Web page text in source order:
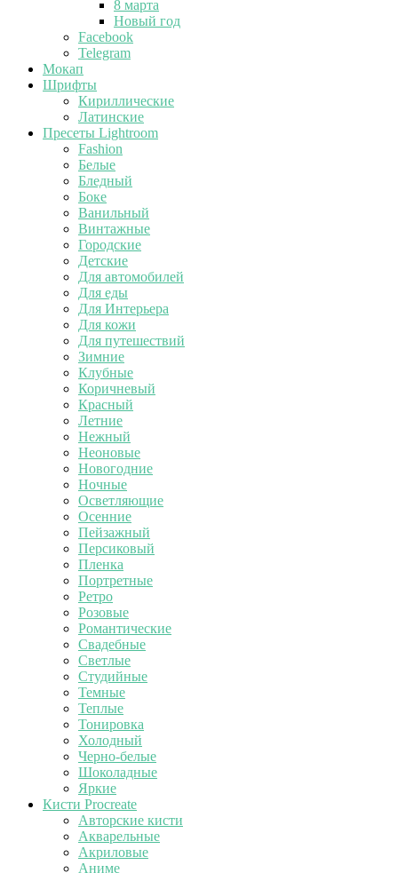
8 марта
Новый год
Facebook
Telegram
Мокап
Шрифты
Кириллические
Латинские
Пресеты Lightroom
Fashion
Белые
Бледный
Боке
Ванильный
Винтажные
Городские
Детские
Для автомобилей
Для еды
Для Интерьера
Для кожи
Для путешествий
Зимние
Клубные
Коричневый
Красный
Летние
Нежный
Неоновые
Новогодние
Ночные
Осветляющие
Осенние
Пейзажный
Персиковый
Пленка
Портретные
Ретро
Розовые
Романтические
Свадебные
Светлые
Студийные
Темные
Теплые
Тонировка
Холодный
Черно-белые
Шоколадные
Яркие
Кисти Procreate
Авторские кисти
Акварельные
Акриловые
Аниме